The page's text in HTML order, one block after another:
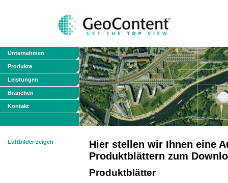
Unternehmen
Produkte
Leistungen
Branchen
Kontakt
Luftbilder zeigen
Hier stellen wir Ihnen eine
Produktblättern zum
Produktblätter